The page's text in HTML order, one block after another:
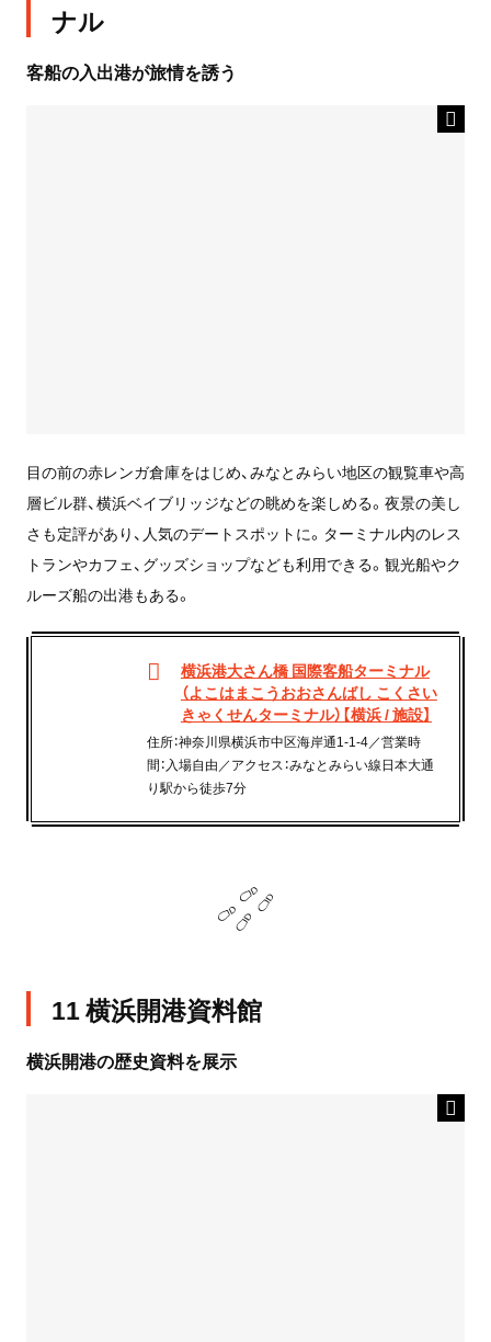
ナル
客船の入出港が旅情を誘う
目の前の赤レンガ倉庫をはじめ、みなとみらい地区の観覧車や高
層ビル群、横浜ベイブリッジなどの眺めを楽しめる。夜景の美し
さも定評があり、人気のデートスポットに。ターミナル内のレス
トランやカフェ、グッズショップなども利用できる。観光船やク
ルーズ船の出港もある。
横浜港大さん橋 国際客船ターミナル
（よこはまこうおおさんばし こくさい
きゃくせんターミナル）【横浜 / 施設】
住所：神奈川県横浜市中区海岸通1-1-4／営業時
間：入場自由／アクセス：みなとみらい線日本大通
り駅から徒歩7分
11 横浜開港資料館
横浜開港の歴史資料を展示